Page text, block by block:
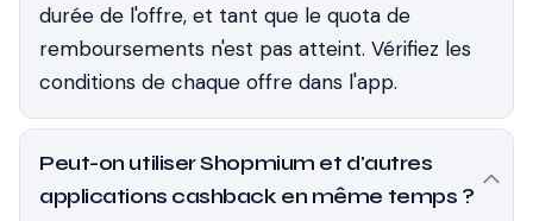
durée de l'offre, et tant que le quota de
remboursements n'est pas atteint. Vérifiez les
conditions de chaque offre dans l'app.
Peut-on utiliser Shopmium et d'autres
applications cashback en même temps ?